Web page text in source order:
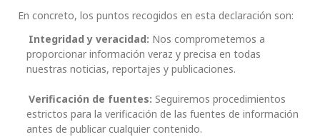
En concreto, los puntos recogidos en esta declaración son:
Integridad y veracidad: Nos comprometemos a
proporcionar información veraz y precisa en todas
nuestras noticias, reportajes y publicaciones.
Verificación de fuentes: Seguiremos procedimientos
estrictos para la verificación de las fuentes de información
antes de publicar cualquier contenido.